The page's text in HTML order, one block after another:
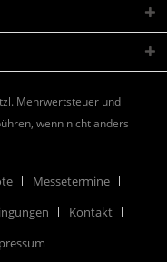
Mehrwertsteuer und
wenn nicht anders
Messetermine
Kontakt